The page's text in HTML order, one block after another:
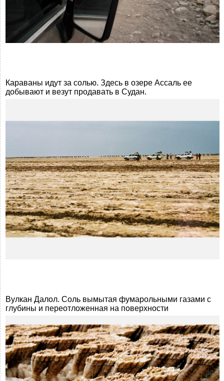
Караваны идут за солью. Здесь в озере Ассаль ее
добывают и везут продавать в Судан.
Вулкан Далол. Соль вымытая фумарольными газами с
глубины и переотложенная на поверхности